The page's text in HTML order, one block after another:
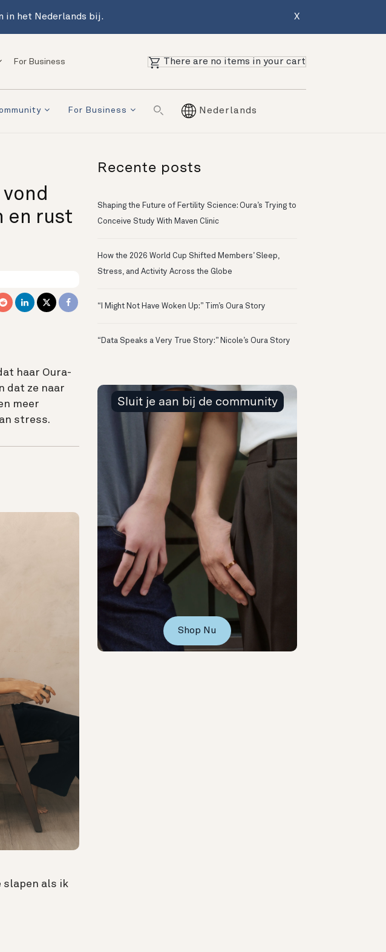
in het Nederlands bij. X
For Business There are no items in your cart
For Business Nederlands
en rust
haar Oura-
dat ze naar
meer
stress.
slapen als ik
Recente posts
Shaping the Future of Fertility Science: Oura’s Trying to
Conceive Study With Maven Clinic
How the 2026 World Cup Shifted Members’ Sleep,
Stress, and Activity Across the Globe
“I Might Not Have Woken Up:” Tim’s Oura Story
“Data Speaks a Very True Story:” Nicole’s Oura Story
Sluit je aan bij de community
Shop Nu